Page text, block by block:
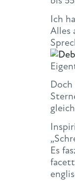
Ich
Alles
Es